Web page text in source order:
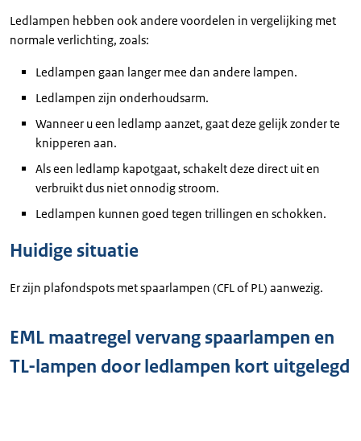
Ledlampen hebben ook andere voordelen in vergelijking met
normale verlichting, zoals:
Ledlampen gaan langer mee dan andere lampen.
Ledlampen zijn onderhoudsarm.
Wanneer u een ledlamp aanzet, gaat deze gelijk zonder te
knipperen aan.
Als een ledlamp kapotgaat, schakelt deze direct uit en
verbruikt dus niet onnodig stroom.
Ledlampen kunnen goed tegen trillingen en schokken.
Huidige situatie
Er zijn plafondspots met spaarlampen (CFL of PL) aanwezig.
EML maatregel vervang spaarlampen en
TL-lampen door ledlampen kort uitgelegd